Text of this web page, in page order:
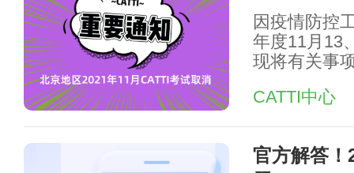
因疫情防控
年度11月13
现将有关事
CATTI中心
官方解答！